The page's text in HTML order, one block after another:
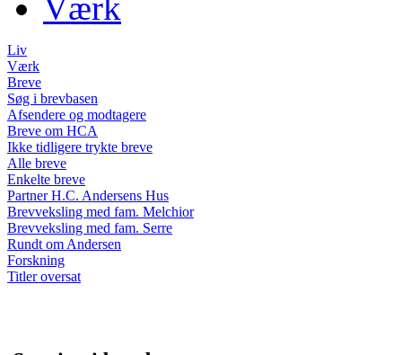
Liv
Værk
Breve
Søg i brevbasen
Afsendere og modtagere
Breve om HCA
Ikke tidligere trykte breve
Alle breve
Enkelte breve
Partner H.C. Andersens Hus
Brevveksling med fam. Melchior
Brevveksling med fam. Serre
Rundt om Andersen
Forskning
Titler oversat